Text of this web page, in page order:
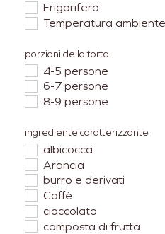
Frigorifero
Temperatura ambiente
porzioni della torta
4-5 persone
6-7 persone
8-9 persone
ingrediente caratterizzante
albicocca
Arancia
burro e derivati
Caffè
cioccolato
composta di frutta